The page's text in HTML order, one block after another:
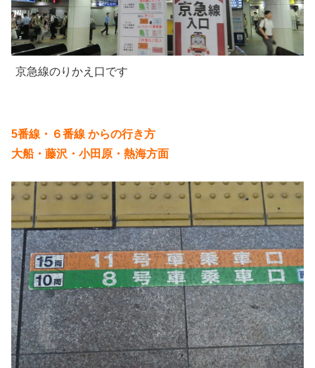
京急線のりかえ口です
5番線・６番線 からの行き方
大船・藤沢・小田原・熱海方面